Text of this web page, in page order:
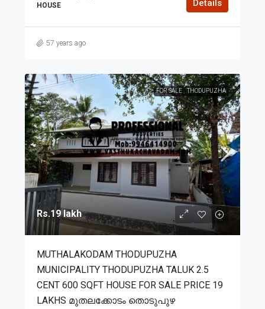
HOUSE Details
57 years ago
FOR SALE THODUPUZHA
Rs.19 lakh
MUTHALAKODAM THODUPUZHA
MUNICIPALITY THODUPUZHA TALUK 2.5
CENT 600 SQFT HOUSE FOR SALE PRICE 19
LAKHS മുതലക്കോടം തൊടുപുഴ